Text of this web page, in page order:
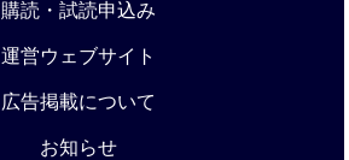
購読・試読申込み
運営ウェブサイト
広告掲載について
お知らせ